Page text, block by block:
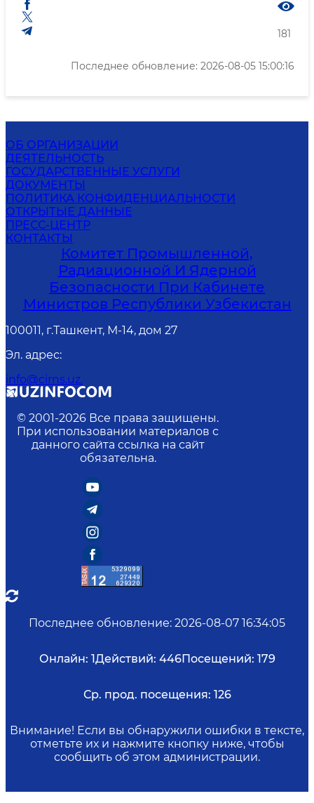
181
Последнее обновление: 2026-08-05 15:00:16
ОБ ОРГАНИЗАЦИИ
ДЕЯТЕЛЬНОСТЬ
ГОСУДАРСТВЕННЫЕ УСЛУГИ
ДОКУМЕНТЫ
ПОЛИТИКА КОНФИДЕНЦИАЛЬНОСТИ
ОТКРЫТЫЕ ДАННЫЕ
ПРЕСС-ЦЕНТР
КОНТАКТЫ
Комитет Промышленной,
Радиационной И Ядерной
Безопасности При Кабинете
Министров Республики Узбекистан
100011, г.Ташкент, М-14, дом 27
Эл. адрес:
info@cirns.uz.
© 2001-2026 Все права защищены.
При использовании материалов с
данного сайта ссылка на сайт
обязательна.
Последнее обновление: 2026-08-07 16:34:05
Онлайн: 1Действий: 446Посещений: 179
Ср. прод. посещения: 126
Внимание! Если вы обнаружили ошибки в тексте,
отметьте их и нажмите кнопку ниже, чтобы
сообщить об этом администрации.